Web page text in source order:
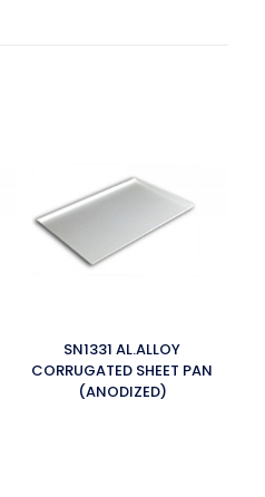
SN1331 AL.ALLOY
CORRUGATED SHEET PAN
(ANODIZED)